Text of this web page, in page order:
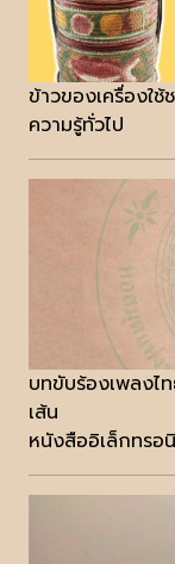
ข้าวของเครื่องใ
ความรู้ทั่วไป
บทขับร้องเพลงไ
เส้น
หนังสืออิเล็กทรอ